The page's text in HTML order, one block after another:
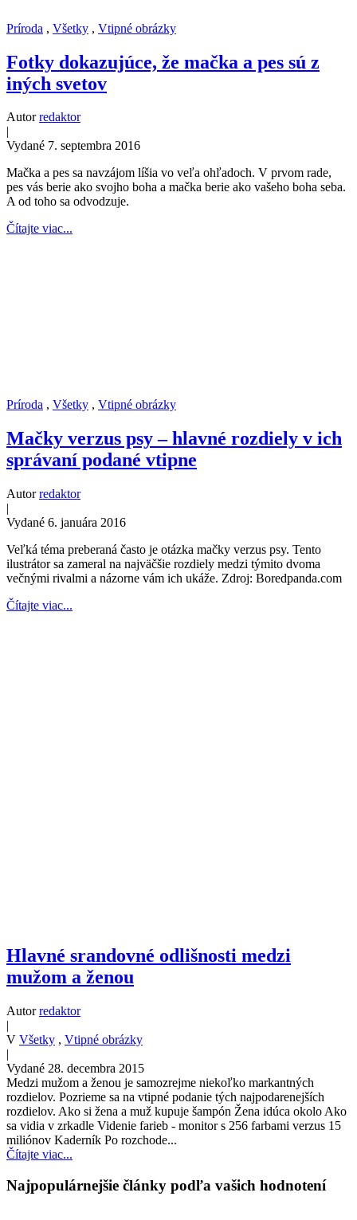
Príroda , Všetky , Vtipné obrázky
Fotky dokazujúce, že mačka a pes sú z
iných svetov
Autorredaktor
|
Vydané 7. septembra 2016
Mačka a pes sa navzájom líšia vo veľa ohľadoch. V prvom rade,
pes vás berie ako svojho boha a mačka berie ako vašeho boha seba.
A od toho sa odvodzuje.
Čítajte viac...
Príroda , Všetky , Vtipné obrázky
Mačky verzus psy – hlavné rozdiely v ich
správaní podané vtipne
Autorredaktor
|
Vydané 6. januára 2016
Veľká téma preberaná často je otázka mačky verzus psy. Tento
ilustrátor sa zameral na najväčšie rozdiely medzi týmito dvoma
večnými rivalmi a názorne vám ich ukáže. Zdroj: Boredpanda.com
Čítajte viac...
Hlavné srandovné odlišnosti medzi
mužom a ženou
Autorredaktor
|
V Všetky , Vtipné obrázky
|
Vydané 28. decembra 2015
Medzi mužom a ženou je samozrejme niekoľko markantných
rozdielov. Pozrieme sa na vtipné podanie tých najpodarenejších
rozdielov. Ako si žena a muž kupuje šampón Žena idúca okolo Ako
sa vidia v zrkadle Videnie farieb - monitor s 256 farbami verzus 15
miliónov Kaderník Po rozchode...
Čítajte viac...
Najpopulárnejšie články podľa vašich hodnotení